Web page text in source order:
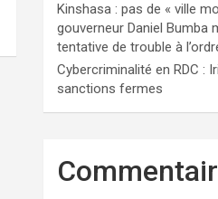
Kinshasa : pas de « ville
gouverneur Daniel Bumba
tentative de trouble à
Cybercriminalité en RDC :
sanctions fermes